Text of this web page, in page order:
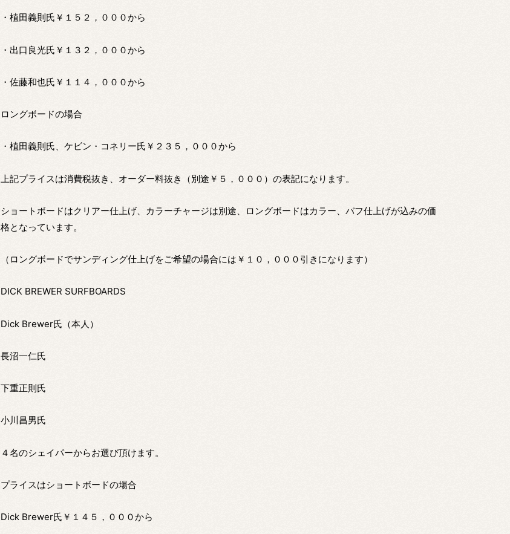
・植田義則氏￥１５２，０００から
・出口良光氏￥１３２，０００から
・佐藤和也氏￥１１４，０００から
ロングボードの場合
・植田義則氏、ケビン・コネリー氏￥２３５，０００から
上記プライスは消費税抜き、オーダー料抜き（別途￥５，０００）の表記になります。
ショートボードはクリアー仕上げ、カラーチャージは別途、ロングボードはカラー、バフ仕上げが込みの価
格となっています。
（ロングボードでサンディング仕上げをご希望の場合には￥１０，０００引きになります）
DICK BREWER SURFBOARDS
Dick Brewer氏（本人）
長沼一仁氏
下重正則氏
小川昌男氏
４名のシェイパーからお選び頂けます。
プライスはショートボードの場合
Dick Brewer氏￥１４５，０００から